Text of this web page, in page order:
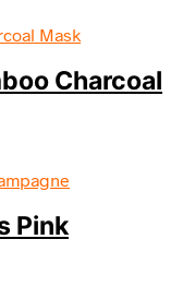
Charcoal
Pink